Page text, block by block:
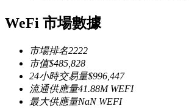
USDC永續
WeFi 市場數據
市場排名2222
市值$485,828
24小時交易量$996,447
流通供應量41.88M WEFI
最大供應量NaN WEFI